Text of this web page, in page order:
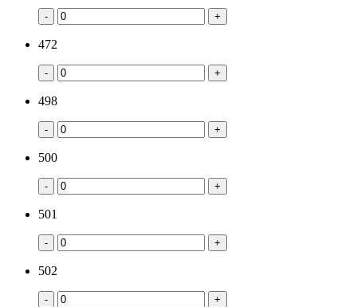
- +
472
- +
498
- +
500
- +
501
- +
502
- +